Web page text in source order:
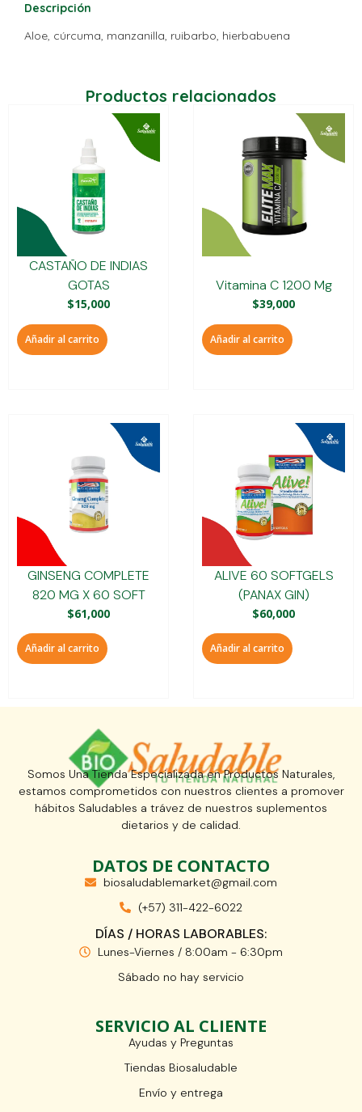
Descripción
Aloe, cúrcuma, manzanilla, ruibarbo, hierbabuena
Productos relacionados
CASTAÑO DE INDIAS
GOTAS
$15,000
Añadir al carrito
Vitamina C 1200 Mg
$39,000
Añadir al carrito
GINSENG COMPLETE
820 MG X 60 SOFT
$61,000
Añadir al carrito
ALIVE 60 SOFTGELS
(PANAX GIN)
$60,000
Añadir al carrito
Somos Una Tienda Especializada en Productos Naturales,
estamos comprometidos con nuestros clientes a promover
hábitos Saludables a trávez de nuestros suplementos
dietarios y de calidad.
DATOS DE CONTACTO
biosaludablemarket@gmail.com
(+57) 311-422-6022
DÍAS / HORAS LABORABLES:
Lunes-Viernes / 8:00am - 6:30pm
Sábado no hay servicio
SERVICIO AL CLIENTE
Ayudas y Preguntas
Tiendas Biosaludable
Envío y entrega